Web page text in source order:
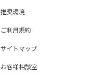
推奨環境
ご利用規約
サイトマップ
お客様相談室